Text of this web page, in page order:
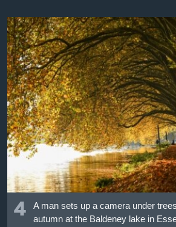
4
A man sets up a camera under
autumn at the Baldeney lake in